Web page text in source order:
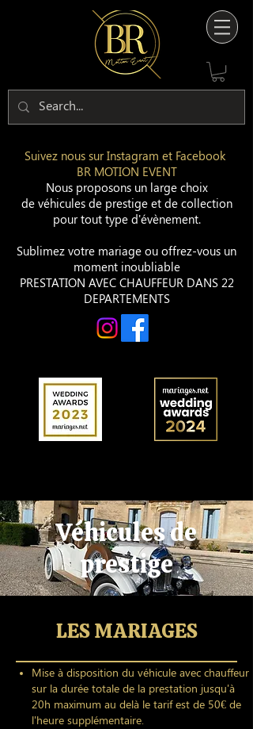
Suivez nous sur Instagram et Facebook
BR MOTION EVENT
Nous proposons un large choix
de véhicules de prestige et de collection
pour tout type d'évènement.
Sublimez votre mariage ou offrez-vous un
moment inoubliable
PRESTATION AVEC CHAUFFEUR DANS 22
DEPARTEMENTS
Véhicules de
prestige
LES MARIAGES
Mise à disposition du véhicule avec chauffeur
sur la durée totale de la prestation jusqu'à
20h maximum au delà le tarif est de 50€ de
l'heure supplémentaire.